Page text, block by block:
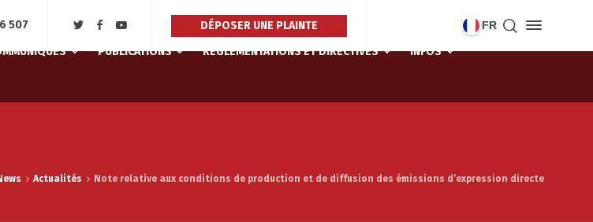
507 DÉPOSER UNE PLAINTE FR
PUBLICATIONS RÈGLEMENTATIONS ET DIRECTIVES INFOS
Actualités Note relative aux conditions de production et de diffusion des émissions d’expression directe